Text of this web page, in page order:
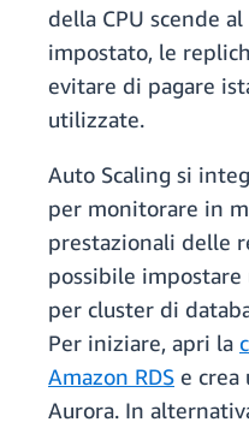
della CPU scende
impostato, le
evitare di pagare
utilizzate.
Auto Scaling si
per monitorare in
prestazionali delle
possibile impostare
per cluster di
Per iniziare, apri la
Amazon RDS e crea
Aurora. In